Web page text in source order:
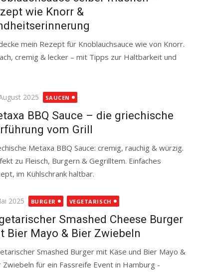
wie Knorr &
mein Rezept für Knoblauchsauce wie von Knorr.
cremig & lecker – mit Tipps zur Haltbarkeit und
2025 SAUCEN
BBQ Sauce – die griechische
vom Grill
Metaxa BBQ Sauce: cremig, rauchig & würzig.
zu Fleisch, Burgern & Gegrilltem. Einfaches
im Kühlschrank haltbar.
2025 BURGER VEGETARISCH
Smashed Cheese Burger
Bier Mayo & Bier Zwiebeln
Smashed Burger mit Käse und Bier Mayo &
Zwiebeln für ein Fassreife Event in Hamburg -